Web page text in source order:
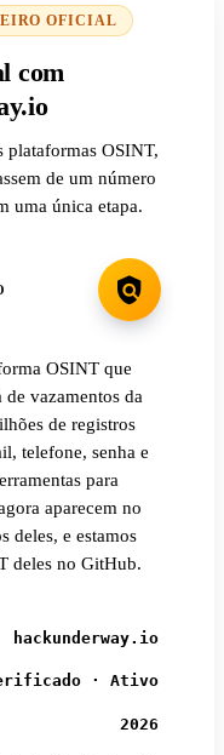
OFICIAL
com
plataformas OSINT,
de um número
uma única etapa.
OSINT que
de vazamentos da
de registros
telefone, senha e
para
aparecem no
deles, e estamos
deles no GitHub.
hackunderway.io
· Ativo
2026